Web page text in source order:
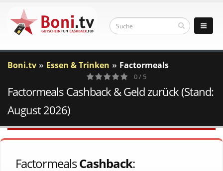
Boni.tv Essen & Trinken Factormeals
0
Votes
0 / 5
Factormeals Cashback & Geld zurück (Stand:
August 2026)
FactormealsCashback: